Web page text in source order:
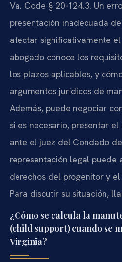
Va. Code § 20-124.3. Un
presentación inadecuada
afectar significativamente
abogado conoce los
los plazos aplicables, y
argumentos jurídicos de
Además, puede negociar
si es necesario, presentar
ante el juez del Condado
representación legal puede
derechos del progenitor y
Para discutir su situación,
¿Cómo se calcula la
(child support) cuando se
Virginia?